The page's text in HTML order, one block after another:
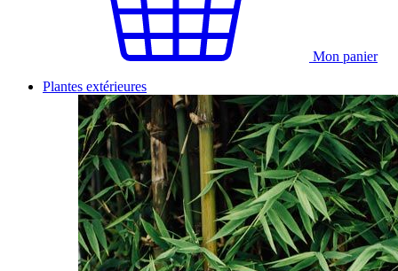
Mon panier
Plantes extérieures